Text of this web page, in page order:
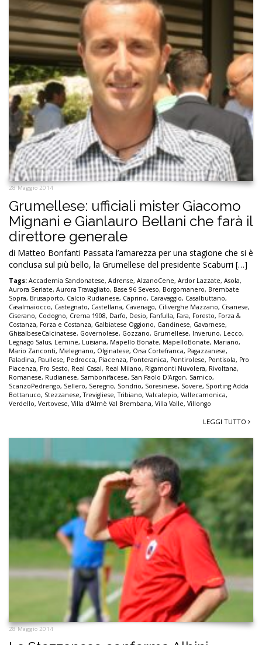
28 Maggio 2014
Grumellese: ufficiali mister Giacomo
Mignani e Gianlauro Bellani che farà il
direttore generale
di Matteo Bonfanti Passata l’amarezza per una stagione che si è
conclusa sul più bello, la Grumellese del presidente Scaburri […]
Tags: Accademia Sandonatese, Adrense, AlzanoCene, Ardor Lazzate, Asola,
Aurora Seriate, Aurora Travagliato, Base 96 Seveso, Borgomanero, Brembate
Sopra, Brusaporto, Calcio Rudianese, Caprino, Caravaggio, Casalbuttano,
Casalmaiocco, Castegnato, Castellana, Cavenago, Ciliverghe Mazzano, Cisanese,
Ciserano, Codogno, Crema 1908, Darfo, Desio, Fanfulla, Fara, Foresto, Forza &
Costanza, Forza e Costanza, Galbiatese Oggiono, Gandinese, Gavarnese,
GhisalbeseCalcinatese, Governolese, Gozzano, Grumellese, Inveruno, Lecco,
Legnago Salus, Lemine, Luisiana, Mapello Bonate, MapelloBonate, Mariano,
Mario Zanconti, Melegnano, Olginatese, Orsa Cortefranca, Pagazzanese,
Paladina, Paullese, Pedrocca, Piacenza, Ponteranica, Pontirolese, Pontisola, Pro
Piacenza, Pro Sesto, Real Casal, Real Milano, Rigamonti Nuvolera, Rivoltana,
Romanese, Rudianese, Sambonifacese, San Paolo D'Argon, Sarnico,
ScanzoPedrengo, Sellero, Seregno, Sondrio, Soresinese, Sovere, Sporting Adda
Bottanuco, Stezzanese,Trevigliese,Tribiano, Valcalepio, Vallecamonica,
Verdello, Vertovese, Villa d'Almè Val Brembana, Villa Valle, Villongo
LEGGI TUTTO
28 Maggio 2014